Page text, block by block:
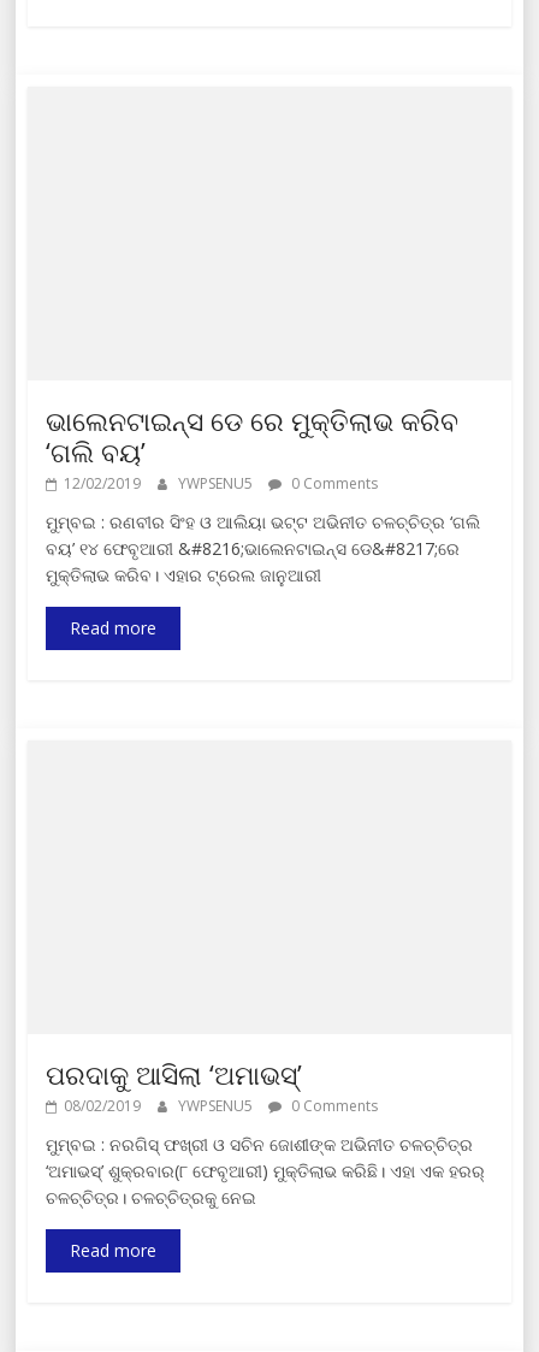
ଭାଲେନଟାଇନ୍ସ ଡେ ରେ ମୁକ୍ତିଲାଭ କରିବ
‘ଗଲି ବୟ’
12/02/2019 YWPSENU5 0 Comments
ମୁମ୍ବଇ : ରଣବୀର ସିଂହ ଓ ଆଲିୟା ଭଟ୍ଟ ଅଭିନୀତ ଚଳଚ୍ଚିତ୍ର ‘ଗଲି
ବୟ’ ୧୪ ଫେବୃଆରୀ &#8216;ଭାଲେନଟାଇନ୍ସ ଡେ&#8217;ରେ
ମୁକ୍ତିଲାଭ କରିବ। ଏହାର ଟ୍ରେଲ ଜାନୁଆରୀ
Read more
ପରଦାକୁ ଆସିଲା ‘ଅମାଭସ୍‍’
08/02/2019 YWPSENU5 0 Comments
ମୁମ୍ବଇ : ନରଗିସ୍‍ ଫଖ୍ରୀ ଓ ସଚିନ ଜୋଶୀଙ୍କ ଅଭିନୀତ ଚଳଚ୍ଚିତ୍ର
‘ଅମାଭସ୍‍’ ଶୁକ୍ରବାର(୮ ଫେବୃଆରୀ) ମୁକ୍ତିଲାଭ କରିଛି। ଏହା ଏକ ହରର୍‍
ଚଳଚ୍ଚିତ୍ର। ଚଳଚ୍ଚିତ୍ରକୁ ନେଇ
Read more